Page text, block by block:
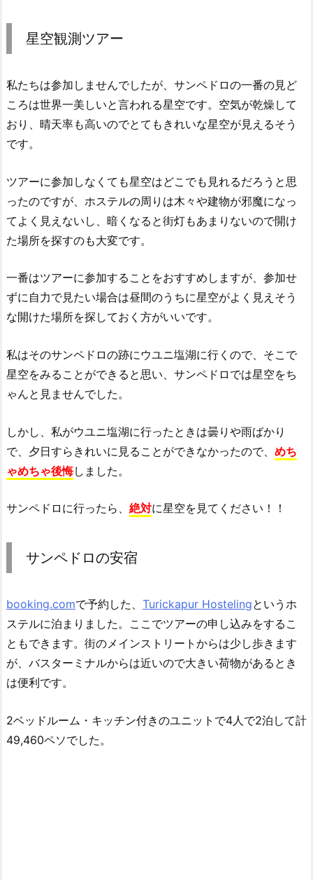
星空観測ツアー
私たちは参加しませんでしたが、サンペドロの一番の見ど
ころは世界一美しいと言われる星空です。空気が乾燥して
おり、晴天率も高いのでとてもきれいな星空が見えるそう
です。
ツアーに参加しなくても星空はどこでも見れるだろうと思
ったのですが、ホステルの周りは木々や建物が邪魔になっ
てよく見えないし、暗くなると街灯もあまりないので開け
た場所を探すのも大変です。
一番はツアーに参加することをおすすめしますが、参加せ
ずに自力で見たい場合は昼間のうちに星空がよく見えそう
な開けた場所を探しておく方がいいです。
私はそのサンペドロの跡にウユニ塩湖に行くので、そこで
星空をみることができると思い、サンペドロでは星空をち
ゃんと見ませんでした。
しかし、私がウユニ塩湖に行ったときは曇りや雨ばかり
で、夕日すらきれいに見ることができなかったので、 めち
ゃめちゃ後悔しました。
サンペドロに行ったら、 絶対に星空を見てください！！
サンペドロの安宿
booking.comで予約した、 Turickapur Hostelingというホ
ステルに泊まりました。ここでツアーの申し込みをするこ
ともできます。街のメインストリートからは少し歩きます
が、バスターミナルからは近いので大きい荷物があるとき
は便利です。
2ベッドルーム・キッチン付きのユニットで4人で2泊して計
49,460ペソでした。